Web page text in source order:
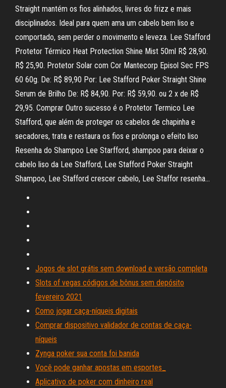
Straight mantém os fios alinhados, livres do frizz e mais
disciplinados. Ideal para quem ama um cabelo bem liso e
comportado, sem perder o movimento e leveza. Lee Stafford
Protetor Térmico Heat Protection Shine Mist 50ml R$ 28,90.
R$ 25,90. Protetor Solar com Cor Mantecorp Episol Sec FPS
60 60g. De: R$ 89,90 Por: Lee Stafford Poker Straight Shine
Serum de Brilho De: R$ 84,90. Por: R$ 59,90. ou 2 x de R$
29,95. Comprar Outro sucesso é o Protetor Termico Lee
Stafford, que além de proteger os cabelos de chapinha e
secadores, trata e restaura os fios e prolonga o efeito liso
Resenha do Shampoo Lee Starfford, shampoo para deixar o
cabelo liso da Lee Stafford, Lee Stafford Poker Straight
Shampoo, Lee Stafford crescer cabelo, Lee Staffor resenha…
Jogos de slot grátis sem download e versão completa
Slots of vegas códigos de bônus sem depósito
fevereiro 2021
Como jogar caça-níqueis digitais
Comprar dispositivo validador de contas de caça-
níqueis
Zynga poker sua conta foi banida
Você pode ganhar apostas em esportes_
Aplicativo de poker com dinheiro real